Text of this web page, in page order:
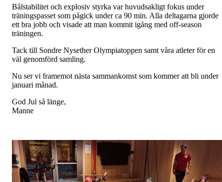
Bålstabilitet och explosiv styrka var huvudsakligt fokus under
träningspasset som pågick under ca 90 min. Alla deltagarna gjorde
ett bra jobb och visade att man kommit igång med off-season
träningen.
Tack till Sondre Nysether Olympiatoppen samt våra atleter för en
väl genomförd samling.
Nu ser vi framemot nästa sammankomst som kommer att bli under
januari månad.
God Jul så länge,
Manne